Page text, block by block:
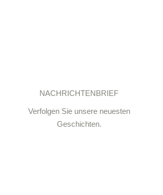
NACHRICHTENBRIEF
Verfolgen Sie unsere neuesten
Geschichten.